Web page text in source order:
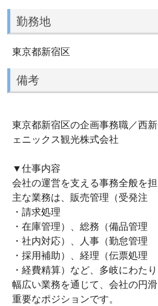
勤務地
東京都新宿区
備考
東京都新宿区の企画事務職／西
ェニックス観光株式会社
▼仕事内容
会社の運営を支える事務全般を担
主な業務は、販売管理（受発注
・請求処理
・在庫管理）、総務（備品管理
・社内対応）、人事（勤怠管理
・採用補助）、経理（伝票処理
・経費精算）など、多岐にわたり
幅広い業務を通じて、会社の円
重要なポジションです。